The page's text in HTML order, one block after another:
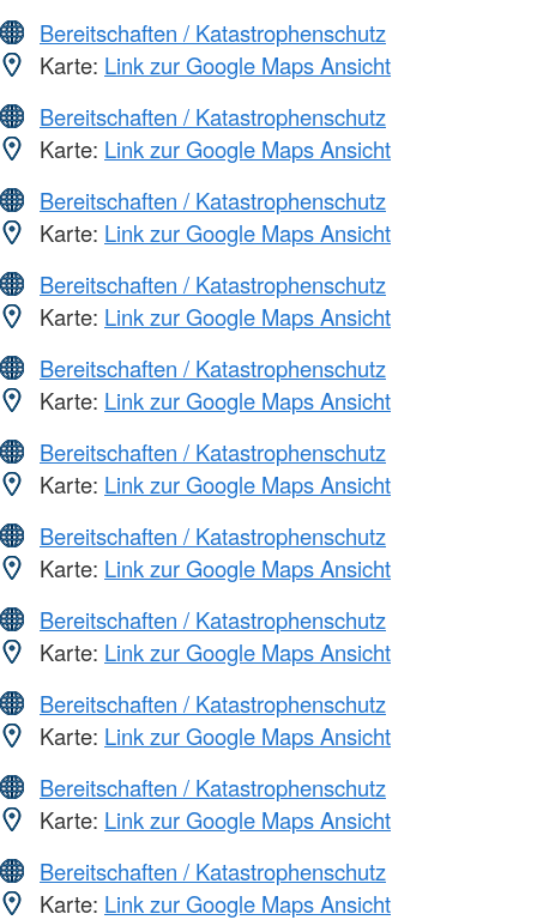
Bereitschaften / Katastrophenschutz
Karte: Link zur Google Maps Ansicht
Bereitschaften / Katastrophenschutz
Karte: Link zur Google Maps Ansicht
Bereitschaften / Katastrophenschutz
Karte: Link zur Google Maps Ansicht
Bereitschaften / Katastrophenschutz
Karte: Link zur Google Maps Ansicht
Bereitschaften / Katastrophenschutz
Karte: Link zur Google Maps Ansicht
Bereitschaften / Katastrophenschutz
Karte: Link zur Google Maps Ansicht
Bereitschaften / Katastrophenschutz
Karte: Link zur Google Maps Ansicht
Bereitschaften / Katastrophenschutz
Karte: Link zur Google Maps Ansicht
Bereitschaften / Katastrophenschutz
Karte: Link zur Google Maps Ansicht
Bereitschaften / Katastrophenschutz
Karte: Link zur Google Maps Ansicht
Bereitschaften / Katastrophenschutz
Karte: Link zur Google Maps Ansicht